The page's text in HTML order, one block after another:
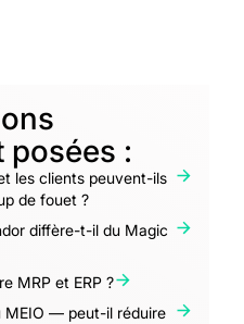
:
les clients peuvent-ils
de fouet ?
diffère-t-il du Magic
MRP et ERP ?
MEIO — peut-il réduire